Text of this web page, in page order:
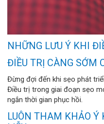
NHỮNG LƯU Ý KHI
ĐIỀU TRỊ CÀNG SỚM
Đừng đợi đến khi sẹo phát
Điều trị trong giai đoạn sẹo
ngắn thời gian phục hồi.
LUÔN THAM KHẢO Ý